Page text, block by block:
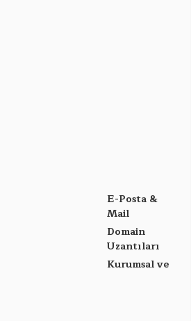
E-Posta &
Mail
Domain
Uzantıları
Kurumsal ve